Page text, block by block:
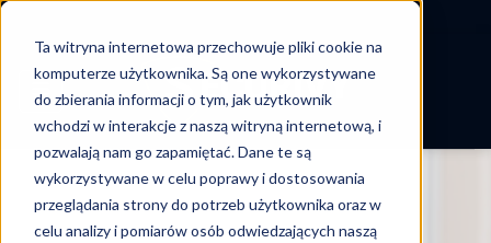
Ta witryna internetowa przechowuje pliki cookie na
komputerze użytkownika. Są one wykorzystywane
do zbierania informacji o tym, jak użytkownik
wchodzi w interakcje z naszą witryną internetową, i
pozwalają nam go zapamiętać. Dane te są
wykorzystywane w celu poprawy i dostosowania
przeglądania strony do potrzeb użytkownika oraz w
celu analizy i pomiarów osób odwiedzających naszą
-->
Skip
content